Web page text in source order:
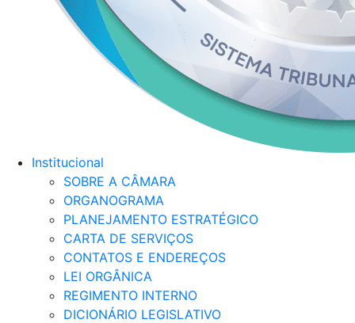
Institucional
SOBRE A CÂMARA
ORGANOGRAMA
PLANEJAMENTO ESTRATÉGICO
CARTA DE SERVIÇOS
CONTATOS E ENDEREÇOS
LEI ORGÂNICA
REGIMENTO INTERNO
DICIONÁRIO LEGISLATIVO